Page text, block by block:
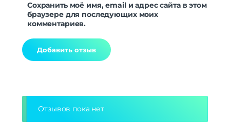
Сохранить моё имя, email и адрес сайта в этом
браузере для последующих моих
комментариев.
Отзывов пока нет